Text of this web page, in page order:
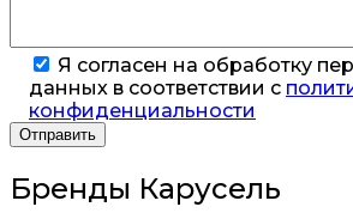
Я согласен на обработку
данных в соответствии с
конфиденциальности
Бренды Карусель